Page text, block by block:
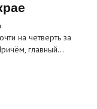
на четверть за
главный…